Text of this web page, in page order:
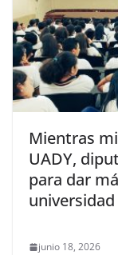
Mientras
UADY,
para dar
universidad
junio 18, 2026